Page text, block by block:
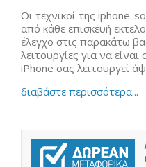
Οι τεχνικοί της iphone-
από κάθε επισκευή
έλεγχο στις παρακάτω
λειτουργίες για να είναι
iPhone σας λειτουργεί
διαβάστε περισσότερα...